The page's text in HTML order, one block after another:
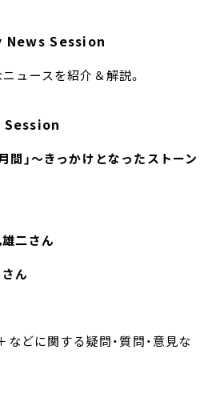
Session
ュースを紹介＆解説。
間」～きっかけとなったストーン
二さん
ん
などに関する疑問・質問・意見な